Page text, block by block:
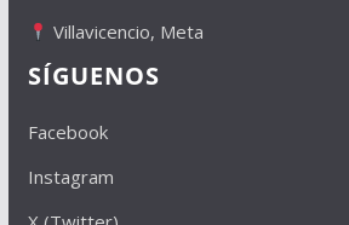
Villavicencio, Meta
SÍGUENOS
Facebook
Instagram